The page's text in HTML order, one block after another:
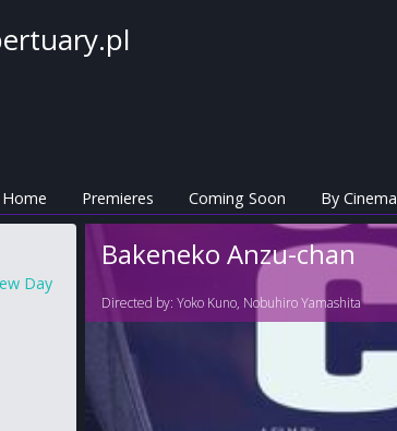
Home Premieres Coming Soon By Cinema
Bakeneko Anzu-chan
Directed by:Yoko Kuno, Nobuhiro Yamashita
Day